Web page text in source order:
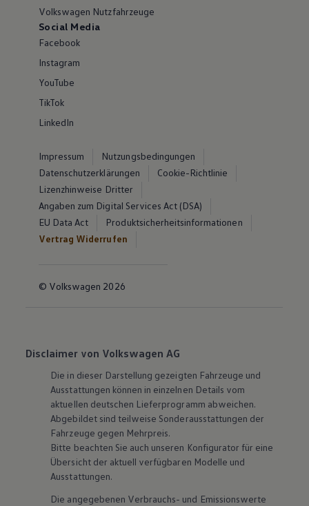
Volkswagen Nutzfahrzeuge
Social Media
Facebook
Instagram
YouTube
TikTok
LinkedIn
Impressum
Nutzungsbedingungen
Datenschutzerklärungen
Cookie-Richtlinie
Lizenzhinweise Dritter
Angaben zum Digital Services Act (DSA)
EU Data Act
Produktsicherheitsinformationen
Vertrag Widerrufen
© Volkswagen 2026
Disclaimer von Volkswagen AG
Die in dieser Darstellung gezeigten Fahrzeuge und
Ausstattungen können in einzelnen Details vom
aktuellen deutschen Lieferprogramm abweichen.
Abgebildet sind teilweise Sonderausstattungen der
Fahrzeuge gegen Mehrpreis.
Bitte beachten Sie auch unseren Konfigurator für eine
Übersicht der aktuell verfügbaren Modelle und
Ausstattungen.
Die angegebenen Verbrauchs- und Emissionswerte